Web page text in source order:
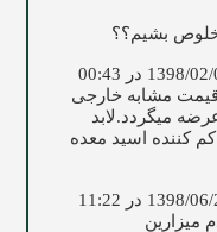
خلوص بشیم؟؟
02/03 در 00:43
مشابه خارجی
میگردد.لابد
کننده اسید معده
06/27 در 11:22
میزارین